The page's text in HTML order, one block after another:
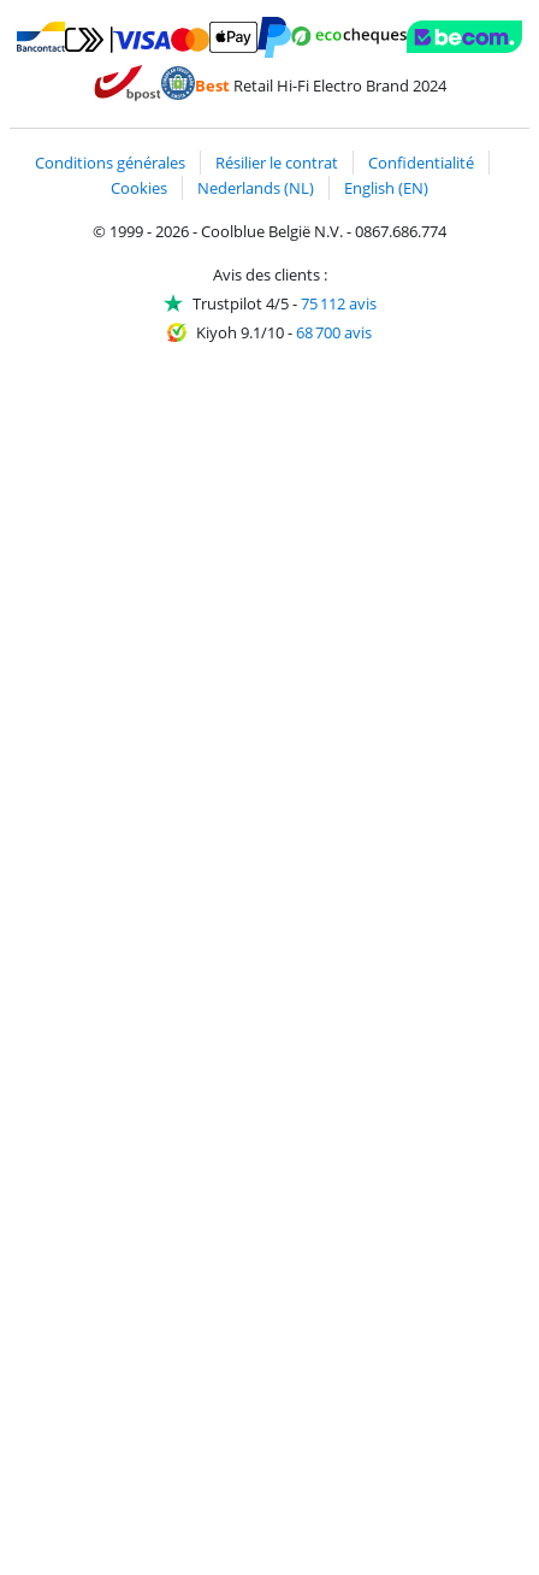
Payer avec Bancontact
Payer avec MasterCard et Visa via ClickToPay
Payer avec PayPal
BestRetail Hi-Fi Electro Brand 2024
Conditions générales Résilier le contrat
Confidentialité
Cookies
Nederlands (NL)
English (EN)
© 1999 - 2026 - Coolblue België N.V. - 0867.686.774
Avis des clients :
Trustpilot 4/5-75 112 avis
Kiyoh 9.1/10-68 700 avis